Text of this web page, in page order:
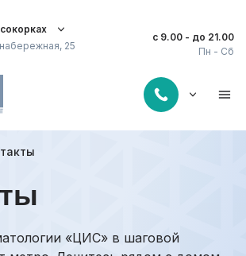
25
Пн - Сб
с 9.00 - до 21.00
«ЦИС» в шаговой